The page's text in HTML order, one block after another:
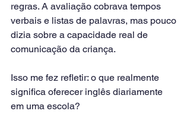
regras. A avaliação cobrava tempos
verbais e listas de palavras, mas pouco
dizia sobre a capacidade real de
comunicação da criança.
Isso me fez refletir: o que realmente
significa oferecer inglês diariamente
em uma escola?